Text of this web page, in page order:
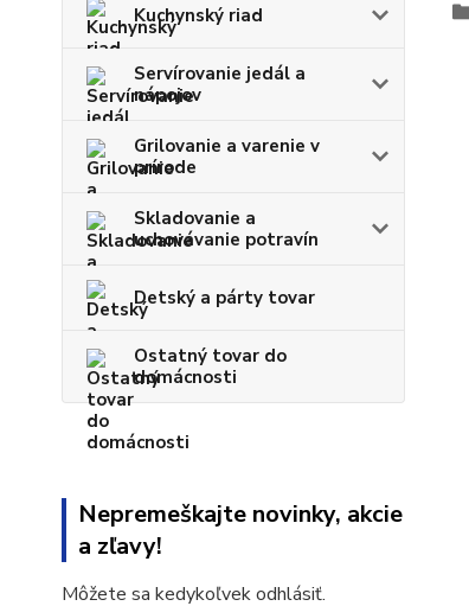
Kuchynský riad
Servírovanie jedál a
nápojov
Grilovanie a varenie v
prírode
Skladovanie a
uchovávanie potravín
Detský a párty tovar
Ostatný tovar do
domácnosti
Nepremeškajte novinky, akcie
a zľavy!
Môžete sa kedykoľvek odhlásiť.